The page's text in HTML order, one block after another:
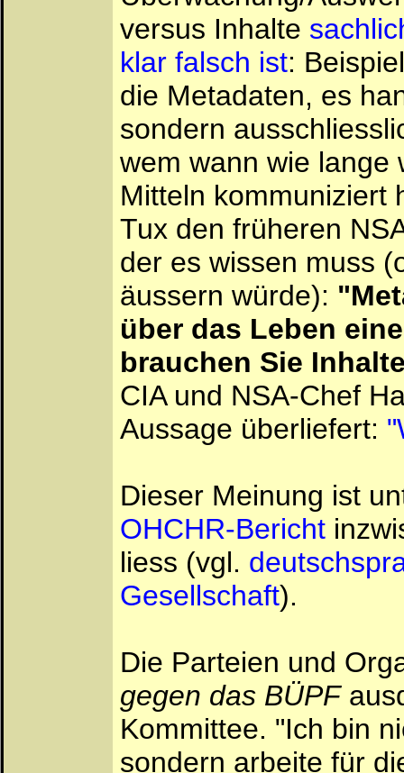
versus Inhalte
klar falsch ist:
die Metadaten, es
sondern
wem wann wie lange
Mitteln
Tux den früheren
der es wissen muss
äussern würde):
über das Leben
brauchen Sie
CIA und NSA-Chef
Aussage überliefert:
Dieser Meinung ist
OHCHR-Bericht
liess (vgl.
Gesellschaft).
Die Parteien und
gegen das BÜPF
Kommittee. "Ich bin
sondern arbeite für